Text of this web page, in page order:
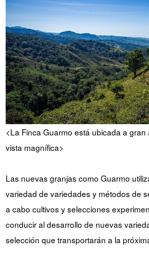
<La Finca Guarmo está ubicada a gran
vista magnífica>
Las nuevas granjas como Guarmo
variedad de variedades y métodos de
a cabo cultivos y selecciones
conducir al desarrollo de nuevas
selección que transportarán a la